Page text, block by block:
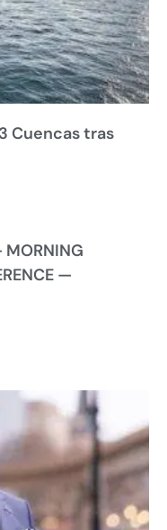
Cuencas tras
MORNING
—